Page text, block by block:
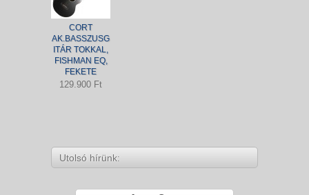
CORT
AK.BASSZUSG
ITÁR TOKKAL,
FISHMAN EQ,
FEKETE
129.900 Ft
Utolsó hírünk: